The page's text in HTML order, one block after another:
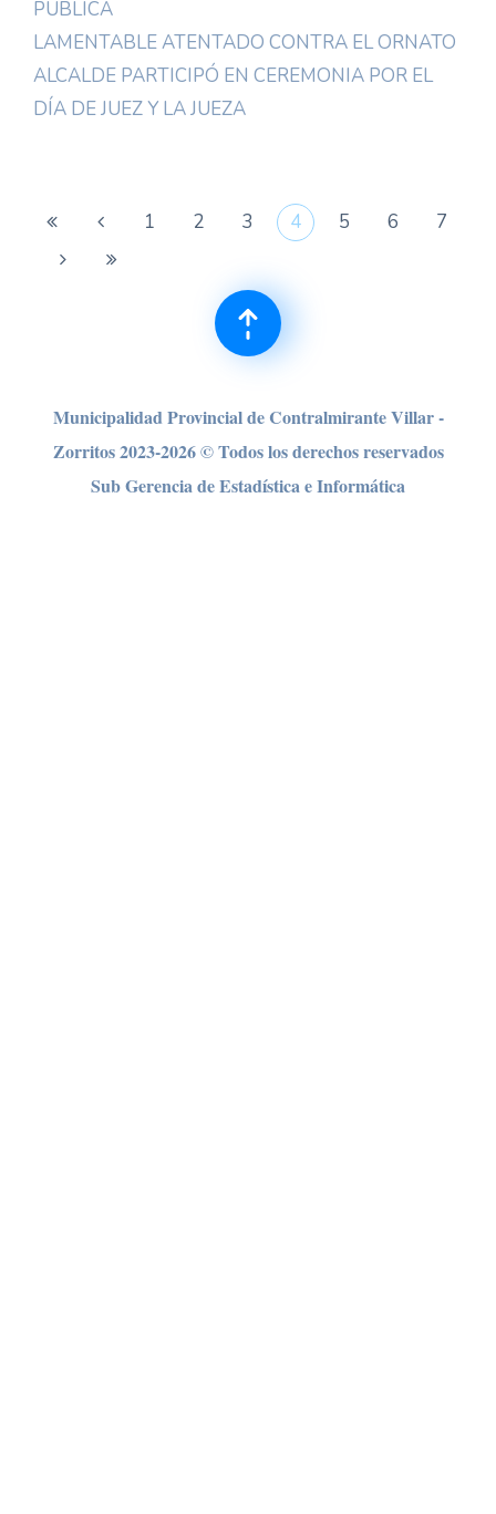
PÚBLICA
LAMENTABLE ATENTADO CONTRA EL ORNATO
ALCALDE PARTICIPÓ EN CEREMONIA POR EL
DÍA DE JUEZ Y LA JUEZA
1 2 3 4 5 6 7
Municipalidad Provincial de Contralmirante Villar -
Zorritos 2023-2026 © Todos los derechos reservados
Sub Gerencia de Estadística e Informática